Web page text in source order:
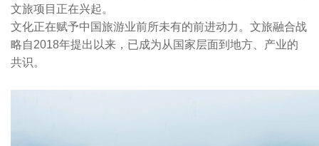
文旅项目正在兴起。
文化正在赋予中国旅游业前所未有的前进动力。文旅融合战
略自2018年提出以来，已成为从国家层面到地方、产业的
共识。